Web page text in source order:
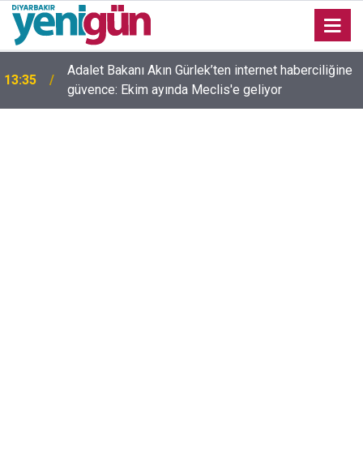
13:35
Adalet Bakanı Akın Gürlek’ten internet haberciliğine
güvence: Ekim ayında Meclis'e geliyor